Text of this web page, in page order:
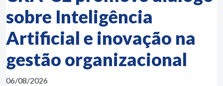
sobre Inteligência
Artificial e inovação na
gestão organizacional
06/08/2026